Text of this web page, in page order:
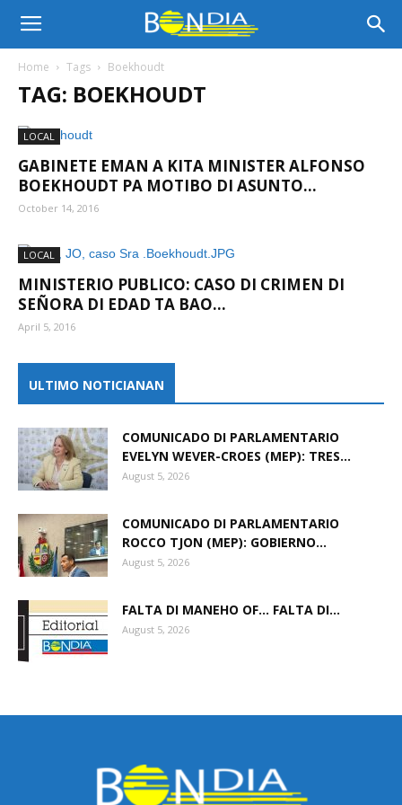
Bon
Aruba
Noticia
Aruba
Home Tags Boekhoudt
TAG: BOEKHOUDT
LOCAL
GABINETE EMAN A KITA MINISTER ALFONSO
BOEKHOUDT PA MOTIBO DI ASUNTO...
October 14, 2016
LOCAL
MINISTERIO PUBLICO: CASO DI CRIMEN DI
SEÑORA DI EDAD TA BAO...
April 5, 2016
ULTIMO NOTICIANAN
COMUNICADO DI PARLAMENTARIO
EVELYN WEVER-CROES (MEP): TRES...
August 5, 2026
COMUNICADO DI PARLAMENTARIO
ROCCO TJON (MEP): GOBIERNO...
August 5, 2026
FALTA DI MANEHO OF… FALTA DI...
August 5, 2026